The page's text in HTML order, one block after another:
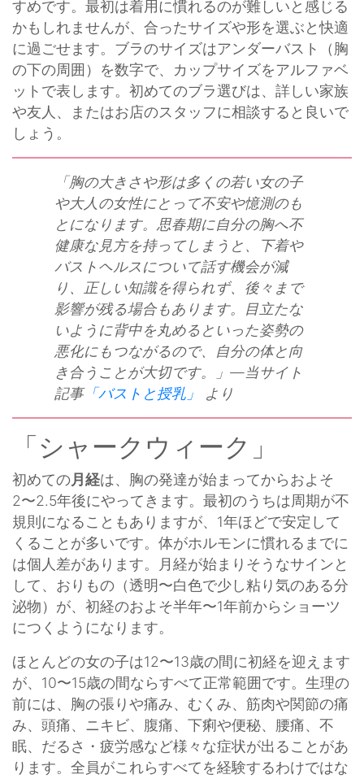
すめです。最初は着用に慣れるのが難しいと感じる
かもしれませんが、合ったサイズや形を選ぶと快適
に過ごせます。ブラのサイズはアンダーバスト（胸
の下の周囲）を数字で、カップサイズをアルファベ
ットで表します。初めてのブラ選びは、詳しい家族
や友人、またはお店のスタッフに相談すると良いで
しょう。
「胸の大きさや形は多くの若い女の子
や大人の女性にとって不安や憶測のも
とになります。思春期に自分の胸へ不
健康な見方を持ってしまうと、下着や
バストヘルスについて話す機会が減
り、正しい知識を得られず、後々まで
影響が残る場合もあります。目立たな
いように背中を丸めるといった姿勢の
悪化にもつながるので、自分の体と向
き合うことが大切です。」—当サイト
記事「バストと授乳」 より
「シャークウィーク」
初めての月経は、胸の発達が始まってからおよそ
2〜2.5年後にやってきます。最初のうちは周期が不
規則になることもありますが、1年ほどで安定して
くることが多いです。体がホルモンに慣れるまでに
は個人差があります。月経が始まりそうなサインと
して、おりもの（透明〜白色で少し粘り気のある分
泌物）が、初経のおよそ半年〜1年前からショーツ
につくようになります。
ほとんどの女の子は12〜13歳の間に初経を迎えます
が、10〜15歳の間ならすべて正常範囲です。生理の
前には、胸の張りや痛み、むくみ、筋肉や関節の痛
み、頭痛、ニキビ、腹痛、下痢や便秘、腰痛、不
眠、だるさ・疲労感など様々な症状が出ることがあ
ります。全員がこれらすべてを経験するわけではな